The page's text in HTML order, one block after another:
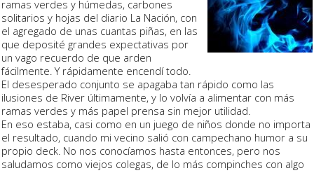
ramas verdes y húmedas, carbones
solitarios y hojas del diario La Nación, con
el agregado de unas cuantas piñas, en las
que deposité grandes expectativas por
un vago recuerdo de que arden
fácilmente. Y rápidamente encendí todo.
El desesperado conjunto se apagaba tan rápido como las
ilusiones de River últimamente, y lo volvía a alimentar con más
ramas verdes y más papel prensa sin mejor utilidad.
En eso estaba, casi como en un juego de niños donde no importa
el resultado, cuando mi vecino salió con campechano humor a su
propio deck. No nos conocíamos hasta entonces, pero nos
saludamos como viejos colegas, de lo más compinches con algo